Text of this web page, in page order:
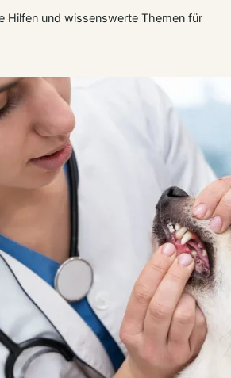
Hilfen und wissenswerte Themen für